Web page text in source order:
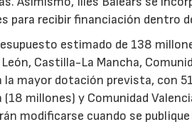
para recibir financiación dentro
estimado de 138
Castilla-La Mancha,
mayor dotación prevista, con
(18 millones) y Comunidad
modificarse cuando se